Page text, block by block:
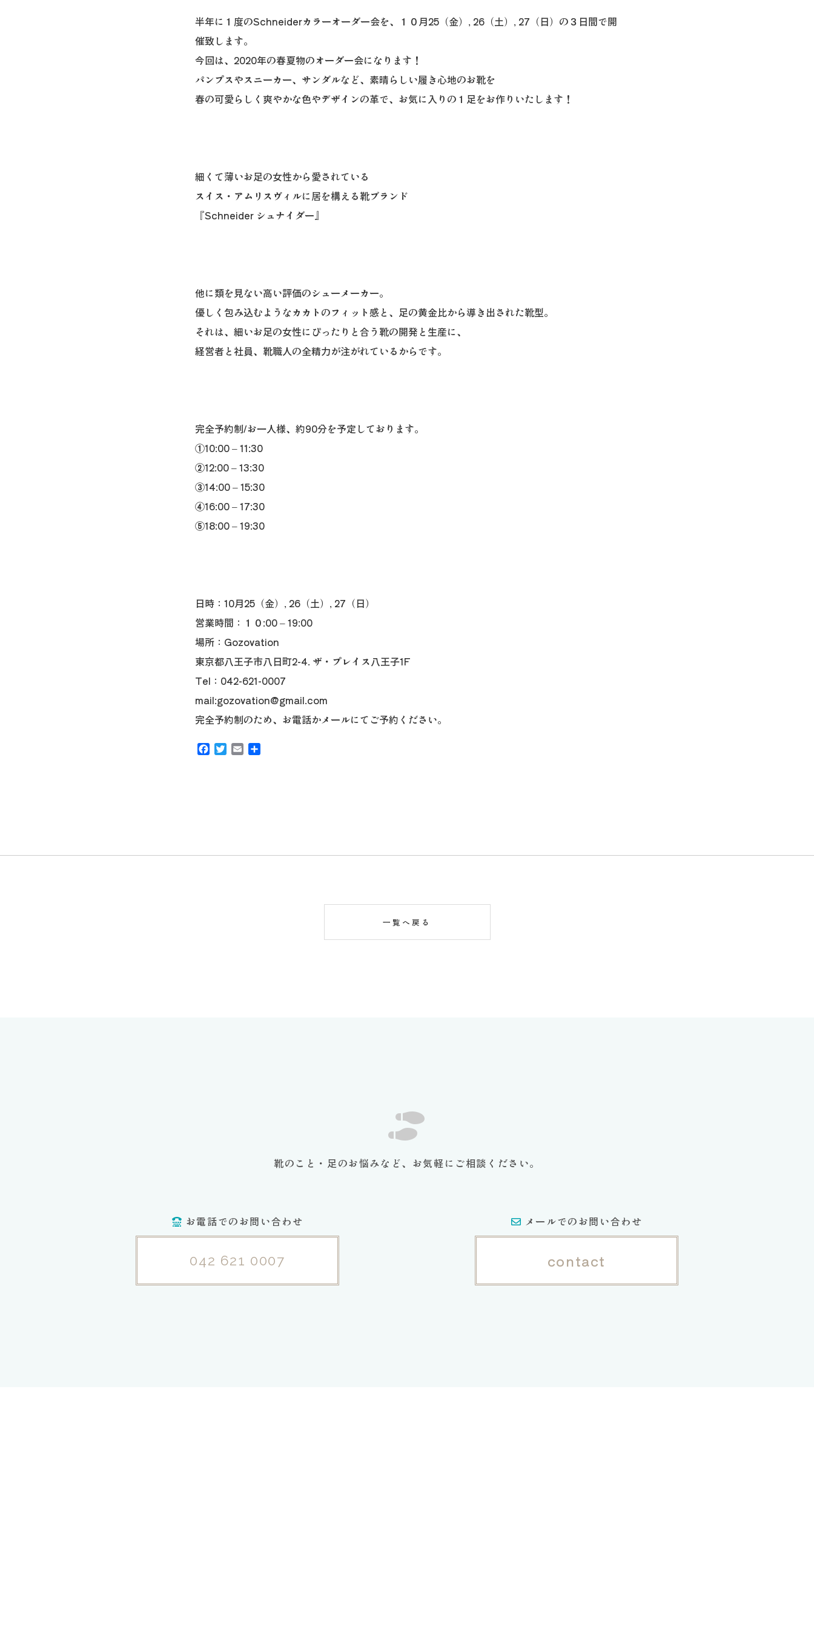
半年に１度のSchneiderカラーオーダー会を、１０月25（金）, 26（土）, 27（日）の３日間で開
催致します。
今回は、2020年の春夏物のオーダー会になります！
パンプスやスニーカー、サンダルなど、素晴らしい履き心地のお靴を
春の可愛らしく爽やかな色やデザインの革で、お気に入りの１足をお作りいたします！
細くて薄いお足の女性から愛されている
スイス・アムリスヴィルに居を構える靴ブランド
『Schneider シュナイダー』
他に類を見ない高い評価のシューメーカー。
優しく包み込むようなカカトのフィット感と、足の黄金比から導き出された靴型。
それは、細いお足の女性にぴったりと合う靴の開発と生産に、
経営者と社員、靴職人の全精力が注がれているからです。
完全予約制/お一人様、約90分を予定しております。
①10:00 – 11:30
②12:00 – 13:30
③14:00 – 15:30
④16:00 – 17:30
⑤18:00 – 19:30
日時：10月25（金）, 26（土）, 27（日）
営業時間：１０:00 – 19:00
場所：Gozovation
東京都八王子市八日町2-4. ザ・プレイス八王子1F
Tel：042-621-0007
mail:gozovation@gmail.com
完全予約制のため、お電話かメールにてご予約ください。
Facebook
Twitter
Email共
一覧へ戻る
靴のこと・足のお悩みなど、お気軽にご相談ください。
お電話でのお問い合わせ
042 621 0007
メールでのお問い合わせ
contact